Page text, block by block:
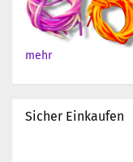
mehr
Sicher Einkaufen